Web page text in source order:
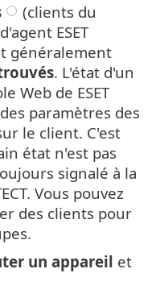
(clients du
ESET
généralement
. L'état d'un
Web de ESET
paramètres des
le client. C'est
état n'est pas
signalé à la
Vous pouvez
des clients pour
un appareil et